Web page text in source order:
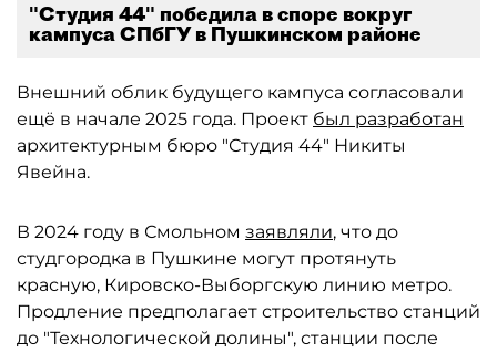
"Студия 44" победила в споре вокруг
кампуса СПбГУ в Пушкинском районе
Внешний облик будущего кампуса согласовали
ещё в начале 2025 года. Проект был разработан
архитектурным бюро "Студия 44" Никиты
Явейна.
В 2024 году в Смольном заявляли, что до
студгородка в Пушкине могут протянуть
красную, Кировско-Выборгскую линию метро.
Продление предполагает строительство станций
до "Технологической долины", станции после